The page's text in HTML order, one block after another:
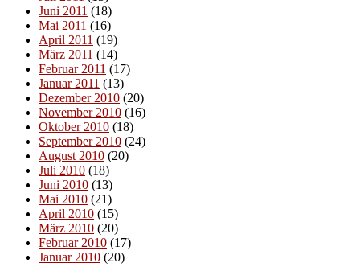
Juni 2011 (18)
Mai 2011 (16)
April 2011 (19)
März 2011 (14)
Februar 2011 (17)
Januar 2011 (13)
Dezember 2010 (20)
November 2010 (16)
Oktober 2010 (18)
September 2010 (24)
August 2010 (20)
Juli 2010 (18)
Juni 2010 (13)
Mai 2010 (21)
April 2010 (15)
März 2010 (20)
Februar 2010 (17)
Januar 2010 (20)